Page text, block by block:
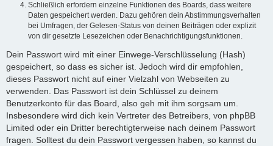
Schließlich erfordern einzelne Funktionen des Boards, dass weitere
Daten gespeichert werden. Dazu gehören dein Abstimmungsverhalten
bei Umfragen, der Gelesen-Status von deinen Beiträgen oder explizit
von dir gesetzte Lesezeichen oder Benachrichtigungsfunktionen.
Dein Passwort wird mit einer Einwege-Verschlüsselung (Hash)
gespeichert, so dass es sicher ist. Jedoch wird dir empfohlen,
dieses Passwort nicht auf einer Vielzahl von Webseiten zu
verwenden. Das Passwort ist dein Schlüssel zu deinem
Benutzerkonto für das Board, also geh mit ihm sorgsam um.
Insbesondere wird dich kein Vertreter des Betreibers, von phpBB
Limited oder ein Dritter berechtigterweise nach deinem Passwort
fragen. Solltest du dein Passwort vergessen haben, so kannst du